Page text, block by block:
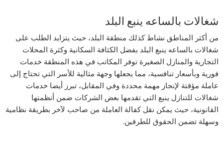
شغالات بالساعه ينبع البلد
من أكثر المناطق نشاط كذلك منطقة البلد، حيث يتزايد الطلب على
شغالات بالساعه ينبع البلد بفضل الكثافة السكانية وكثرة المحلات
التجارية والمنازل الصغيرة توفر المكاتب في هذه المنطقة خدمات
فورية وبأسعار تنافسية، مما يجعلها وجهة مثالية للأسر التي تحتاج إلى
عاملة مؤقتة لإنجاز مهمة محددة وفي المقابل، تبرز أيضا خدمات
شغالات للتنازل ينبع التي تقدمها بعض الشركات ضمن أنظمتها
القانونية، حيث يمكن نقل كفالة العاملة من صاحب لآخر بطريقة نظامية
وسهلة تضمن الحقوق للطرفين.